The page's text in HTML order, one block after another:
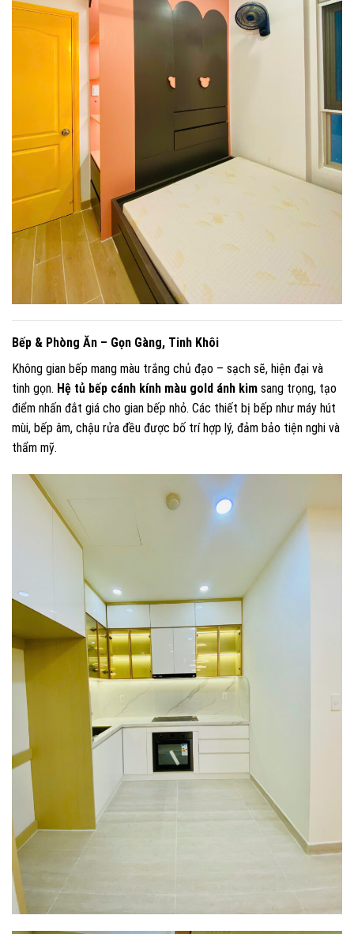
Bếp & Phòng Ăn – Gọn Gàng, Tinh Khôi
Không gian bếp mang màu trắng chủ đạo – sạch sẽ, hiện đại và
tinh gọn. Hệ tủ bếp cánh kính màu gold ánh kim sang trọng, tạo
điểm nhấn đắt giá cho gian bếp nhỏ. Các thiết bị bếp như máy hút
mùi, bếp âm, chậu rửa đều được bố trí hợp lý, đảm bảo tiện nghi và
thẩm mỹ.